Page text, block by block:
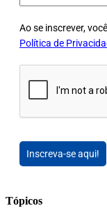
Ao se inscrever,
Política de
Inscreva-se aqui!
Tópicos